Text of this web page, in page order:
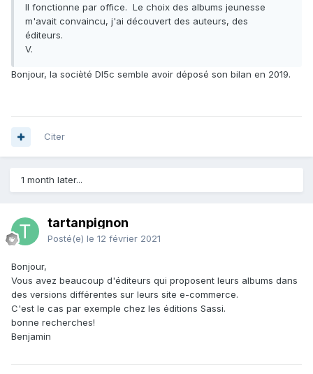
Il fonctionne par office. Le choix des albums jeunesse
m'avait convaincu, j'ai découvert des auteurs, des
éditeurs.
V.
Bonjour, la socièté Dl5c semble avoir déposé son bilan en 2019.
Citer
1 month later...
tartanpignon
Posté(e) le 12 février 2021
Bonjour,
Vous avez beaucoup d'éditeurs qui proposent leurs albums dans
des versions différentes sur leurs site e-commerce.
C'est le cas par exemple chez les éditions Sassi.
bonne recherches!
Benjamin